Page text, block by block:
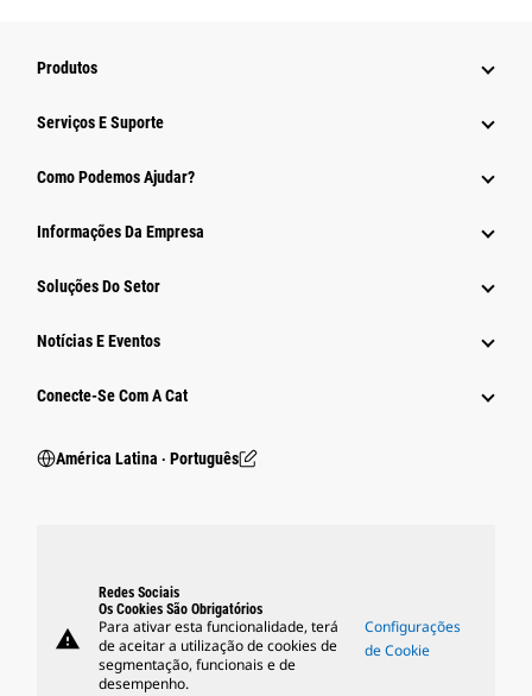
Produtos
Serviços E Suporte
Como Podemos Ajudar?
Informações Da Empresa
Soluções Do Setor
Notícias E Eventos
Conecte-Se Com A Cat
América Latina ‧ Português
warning
Redes Sociais
Os Cookies São Obrigatórios
Para ativar esta funcionalidade, terá
de aceitar a utilização de cookies de
segmentação, funcionais e de
desempenho.
Configurações
de Cookie